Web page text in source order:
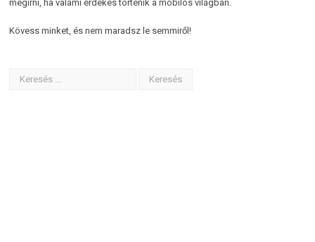
megírni, ha valami érdekes történik a mobilos világban.
Kövess minket, és nem maradsz le semmiről!